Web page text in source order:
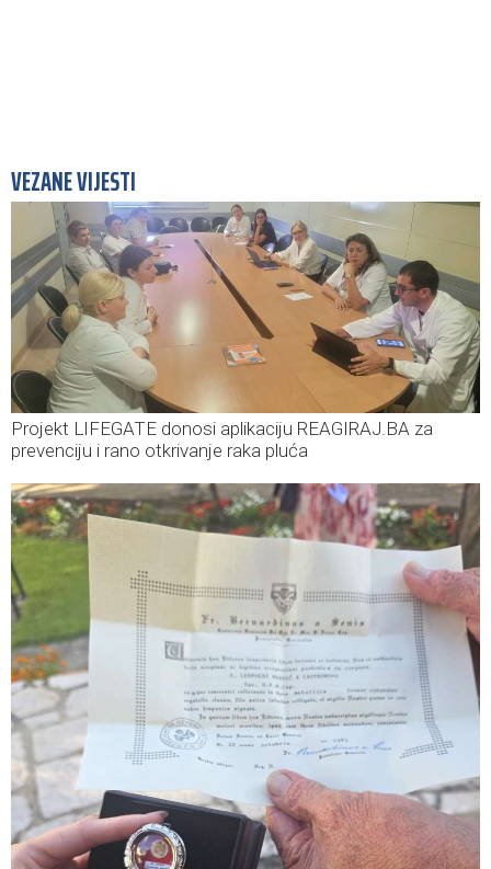
VEZANE VIJESTI
Projekt LIFEGATE donosi aplikaciju REAGIRAJ.BA za
prevenciju i rano otkrivanje raka pluća